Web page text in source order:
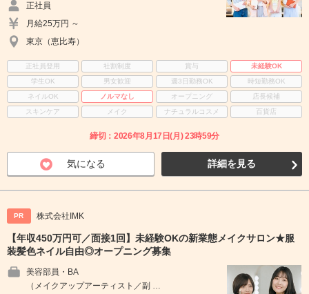
正社員
月給25万円 ～
東京（恵比寿）
正社員登用 社割制度 賞与
未経験OK
学生OK
男女歓迎 週3日勤務OK
時短勤務OK
ネイルOK
ノルマなし オープニング
店長候補
スキンケア
メイク ナチュラルコスメ 百貨店
締切：2026年8月17日(月) 23時59分
気になる 詳細を見る
PR 株式会社IMK
【年収450万円可／面接1回】未経験OKの新業態メイクサロン★服
装髪色ネイル自由◎オープニング募集
美容部員・BA
（メイクアップアーティスト／副 …